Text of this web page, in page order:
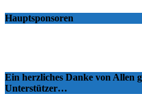
Hauptsponsoren
Ein herzliches Danke von Allen
Unterstützer…